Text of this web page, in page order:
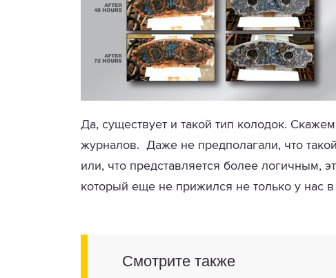
Да, существует и такой тип колодок.
журналов. Даже не предполагали, что
или, что представляется более логичным,
который еще не прижился не только у нас
Смотрите также